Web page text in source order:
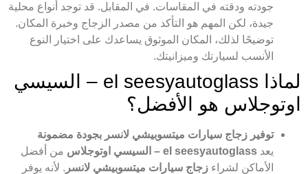
جودته ودقته في المقاسات. في المقابل. قد توجد أنواع محلية
جيدة، لكن المهم هو التأكد من مصدر الزجاج وخبرة المكان.
توضيحًا لذلك، المكان الموثوق يساعدك على اختيار النوع
الأنسب لسيارتك وميزانيتك.
لماذا el seesyautoglass – السيسي
اوتوجلاس هو الأفضل؟
توفير زجاج سيارات ميتسوبيشي لانسر بجودة مضمونة
يعد el seesyautoglass – السيسي اوتوجلاس
من أفضل
الأماكن لشراء زجاج سيارات ميتسوبيشي لانسر . لأنه يوفر